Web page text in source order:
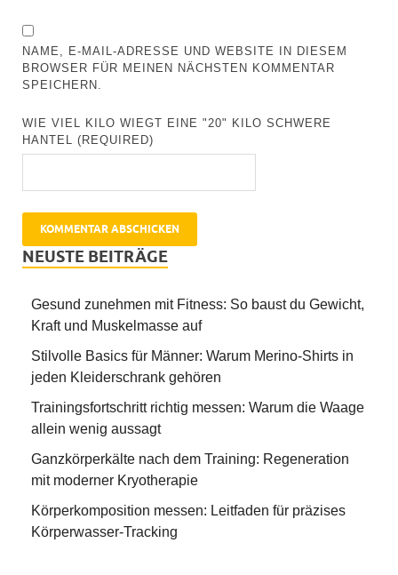
NAME, E-MAIL-ADRESSE UND WEBSITE IN DIESEM
BROWSER FÜR MEINEN NÄCHSTEN KOMMENTAR
SPEICHERN.
WIE VIEL KILO WIEGT EINE "20" KILO SCHWERE
HANTEL (REQUIRED)
NEUSTE BEITRÄGE
Gesund zunehmen mit Fitness: So baust du Gewicht,
Kraft und Muskelmasse auf
Stilvolle Basics für Männer: Warum Merino-Shirts in
jeden Kleiderschrank gehören
Trainingsfortschritt richtig messen: Warum die Waage
allein wenig aussagt
Ganzkörperkälte nach dem Training: Regeneration
mit moderner Kryotherapie
Körperkomposition messen: Leitfaden für präzises
Körperwasser-Tracking